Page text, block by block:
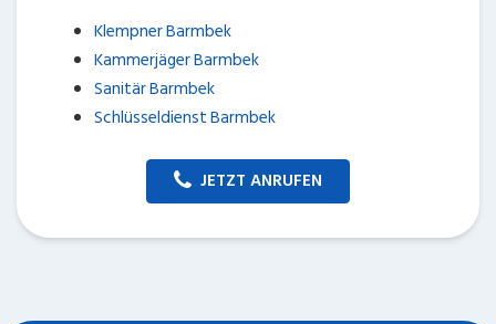
Klempner Barmbek
Kammerjäger Barmbek
Sanitär Barmbek
Schlüsseldienst Barmbek
JETZT ANRUFEN